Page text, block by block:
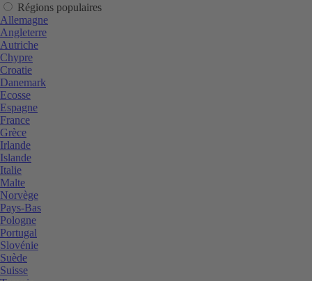
Régions populaires
Allemagne
Angleterre
Autriche
Chypre
Croatie
Danemark
Ecosse
Espagne
France
Grèce
Irlande
Islande
Italie
Malte
Norvège
Pays-Bas
Pologne
Portugal
Slovénie
Suède
Suisse